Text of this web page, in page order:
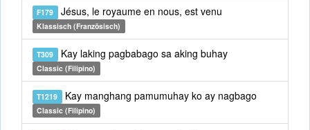
F179 Jésus, le royaume en nous, est venu
Klassisch (Französisch)
T309 Kay laking pagbabago sa aking buhay
Classic (Filipino)
T1219 Kay manghang pamumuhay ko ay nagbago
Classic (Filipino)